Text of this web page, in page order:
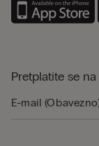
Pretplatite se